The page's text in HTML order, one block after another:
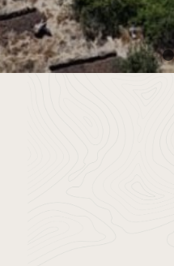
Fundación Avina y
Pinto, Región